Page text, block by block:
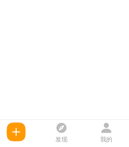
发现 我的